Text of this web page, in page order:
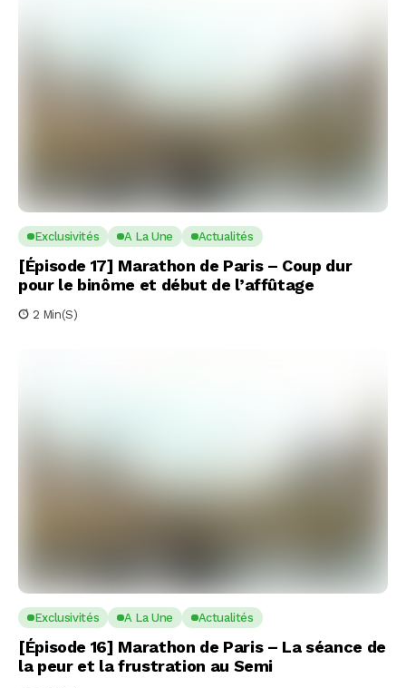
Exclusivités A La Une Actualités
[Épisode 17] Marathon de Paris – Coup dur
pour le binôme et début de l’affûtage
2 Min(s)
Exclusivités A La Une Actualités
[Épisode 16] Marathon de Paris – La séance de
la peur et la frustration au Semi